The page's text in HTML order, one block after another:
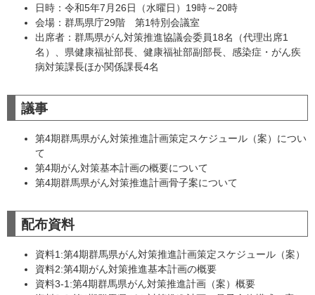
日時：令和5年7月26日（水曜日）19時～20時
会場：群馬県庁29階 第1特別会議室
​出席者：群馬県がん対策推進協議会委員18名（代理出席1
名）、県健康福祉部長、健康福祉部副部長、感染症・がん疾
病対策課長ほか関係課長4名
議事
第4期群馬県がん対策推進計画策定スケジュール（案）につい
て
第4期がん対策基本計画の概要について
第4期群馬県がん対策推進計画骨子案について
配布資料
資料1:第4期群馬県がん対策推進計画策定スケジュール（案）
資料2:第4期がん対策推進基本計画の概要
資料3-1:第4期群馬県がん対策推進計画（案）概要